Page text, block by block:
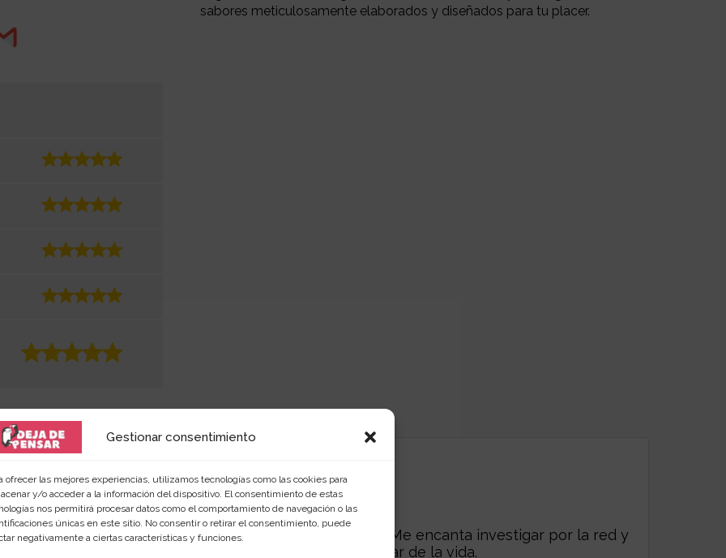
Gestionar consentimiento
ofrecer las mejores experiencias, utilizamos tecnologías como las cookies para
y/o acceder a la información del dispositivo. El consentimiento de estas
nos permitirá procesar datos como el comportamiento de navegación o las
únicas en este sitio. No consentir o retirar el consentimiento, puede
negativamente a ciertas características y funciones.
sabores meticulosamente elaborados y diseñados para tu placer.
amante de las palabras y de los productos singulares. Me encanta investigar por la red y
en
. Me gusta el mar y disfrutar de la vida.